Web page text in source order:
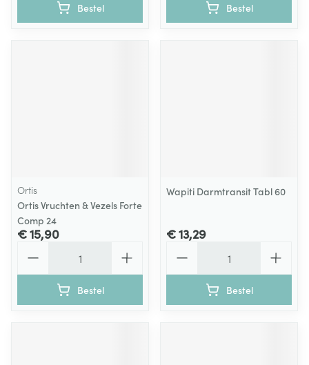
Bestel Bestel
Ortis
Ortis Vruchten & Vezels Forte
Comp 24
€ 15,90
Bestel
Wapiti Darmtransit Tabl 60
€ 13,29
Bestel